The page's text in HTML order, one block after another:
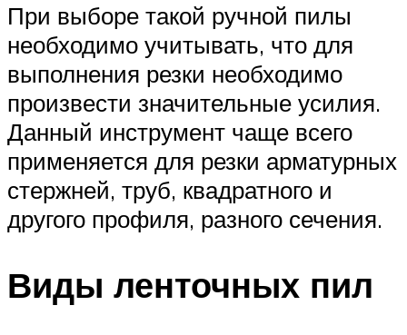
При выборе такой ручной пилы
необходимо учитывать, что для
выполнения резки необходимо
произвести значительные усилия.
Данный инструмент чаще всего
применяется для резки арматурных
стержней, труб, квадратного и
другого профиля, разного сечения.
Виды ленточных пил